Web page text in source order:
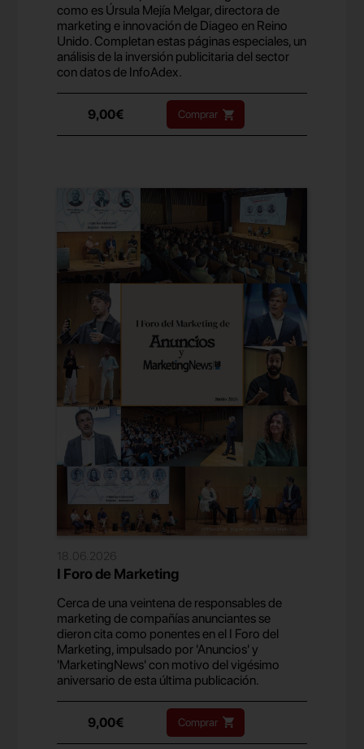
como es Úrsula Mejía Melgar, directora de
marketing e innovación de Diageo en Reino
Unido. Completan estas páginas especiales, un
análisis de la inversión publicitaria del sector
con datos de InfoAdex.
9,00€ Comprar
18.06.2026
I Foro de Marketing
Cerca de una veintena de responsables de
marketing de compañías anunciantes se
dieron cita como ponentes en el I Foro del
Marketing, impulsado por 'Anuncios' y
'MarketingNews' con motivo del vigésimo
aniversario de esta última publicación.
9,00€ Comprar